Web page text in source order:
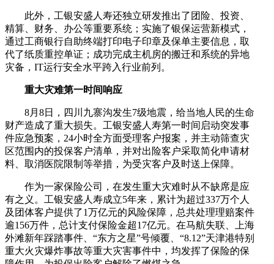
此外，工银安盛人寿还独立研发推出了团险、投资、
精算、财务、办公等重要系统；实施了银保运营新模式，
通过工商银行自助终端打印电子印章及保单主要信息，取
代了纸质重控单证；成功完成主机房的搬迁和系统的异地
灾备，IT运行安全水平跨入行业前列。
重大灾难第一时间响应
8月8日，四川九寨沟发生7级地震，给当地人民的生命
财产造成了重大损失。工银安盛人寿第一时间启动突发事
件应急预案，24小时全方面受理客户报案，并主动筛查灾
区范围内的投保客户清单，并对出险客户采取简化申请材
料、取消医院限制等举措，为受灾客户及时送上保障。
作为一家保险公司，在发生重大灾难时从不缺席是应
有之义。工银安盛人寿成立5年来，累计为超过337万个人
及团体客户提供了1万亿元的风险保障，总共处理理赔案件
逾156万件，总计支付保险金超17亿元。在马航失联、上海
外滩新年踩踏事件、“东方之星”号倾覆、“8.12”天津港特别
重大火灾爆炸事故等重大灾害事件中，均发挥了保险的保